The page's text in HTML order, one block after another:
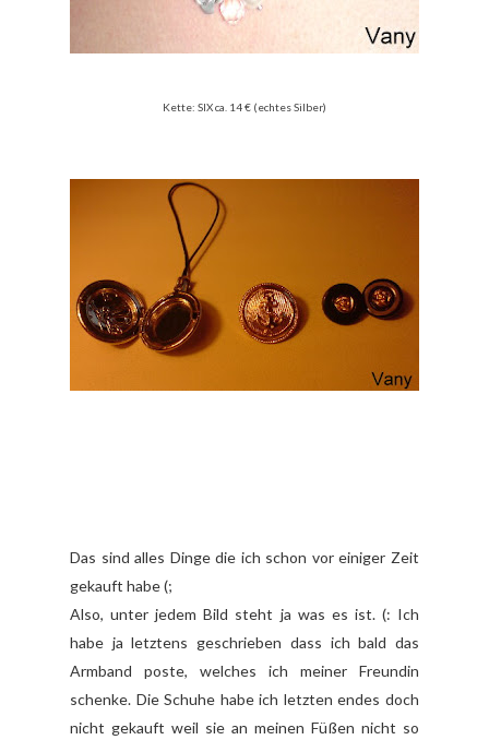
Kette: SIX ca. 14 € (echtes Silber)
Das sind alles Dinge die ich schon vor einiger Zeit
gekauft habe (;
Also, unter jedem Bild steht ja was es ist. (: Ich
habe ja letztens geschrieben dass ich bald das
Armband poste, welches ich meiner Freundin
schenke. Die Schuhe habe ich letzten endes doch
nicht gekauft weil sie an meinen Füßen nicht so